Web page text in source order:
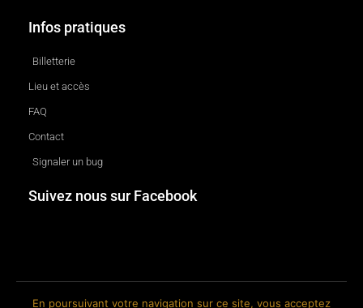
Infos pratiques
Billetterie
Lieu et accès
FAQ
Contact
Signaler un bug
Suivez nous sur Facebook
En poursuivant votre navigation sur ce site, vous acceptez